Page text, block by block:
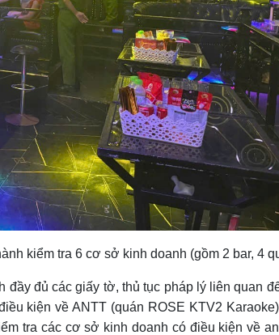
kiểm tra 6 cơ sở kinh doanh (gồm 2 bar, 4
đủ các giấy tờ, thủ tục pháp lý liên quan
kiện về ANTT (quán ROSE KTV2
tra các cơ sở kinh doanh có điều kiện về